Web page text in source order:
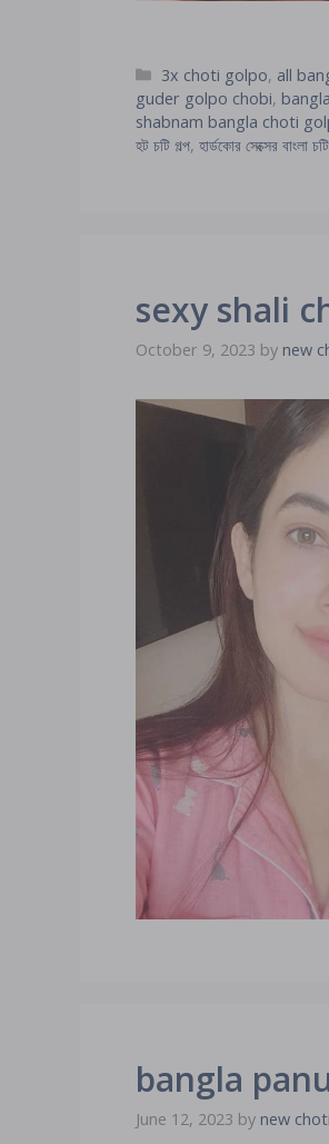
Categories
3x choti golpo, all
guder golpo chobi,
shabnam bangla choti
হট চটি গল্প, হার্ডকোর সেক্সের বাংলা
sexy shali
October 9, 2023 by new
bangla
June 12, 2023 by new